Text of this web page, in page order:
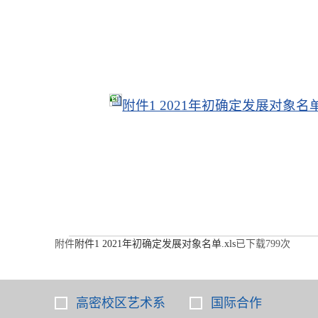
附件1 2021年初确定发展对象名
附件附件1 2021年初确定发展对象名单.xls已下载799次
高密校区艺术系 国际合作